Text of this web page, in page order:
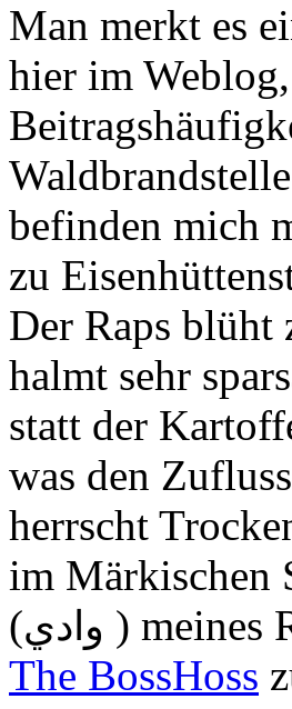
Man merkt es
hier im
befinden mich
zu
Der Raps blüht
halmt sehr
statt der
was den
herrscht
im Märkischen
(وادي ) meines
The BossHoss